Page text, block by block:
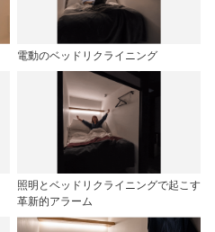
電動のベッドリクライニング
照明とベッドリクライニングで起こす
革新的アラーム